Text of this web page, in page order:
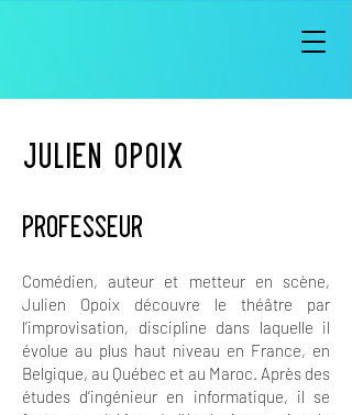
JULIEN OPOIX
PROFESSEUR
Comédien, auteur et metteur en scène,
Julien Opoix découvre le théâtre par
l’improvisation, discipline dans laquelle il
évolue au plus haut niveau en France, en
Belgique, au Québec et au Maroc. Après des
études d’ingénieur en informatique, il se